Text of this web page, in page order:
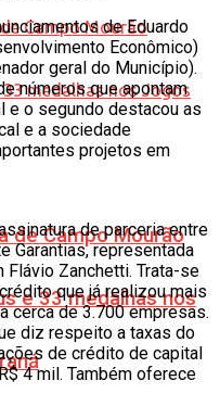
de Campo Mourão
e 33 medalhas nos
de Eduardo
Econômico)
geral do Município).
números que apontam
e o segundo destacou as
e a sociedade
projetos em
de parceria entre
Garantias, representada
Zanchetti. Trata-se
que já realizou mais
cerca de 3.700 empresas.
diz respeito a taxas do
de crédito de capital
4 mil. Também oferece